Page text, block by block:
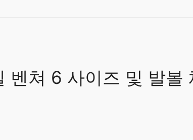
벤쳐 6 사이즈 및 발볼